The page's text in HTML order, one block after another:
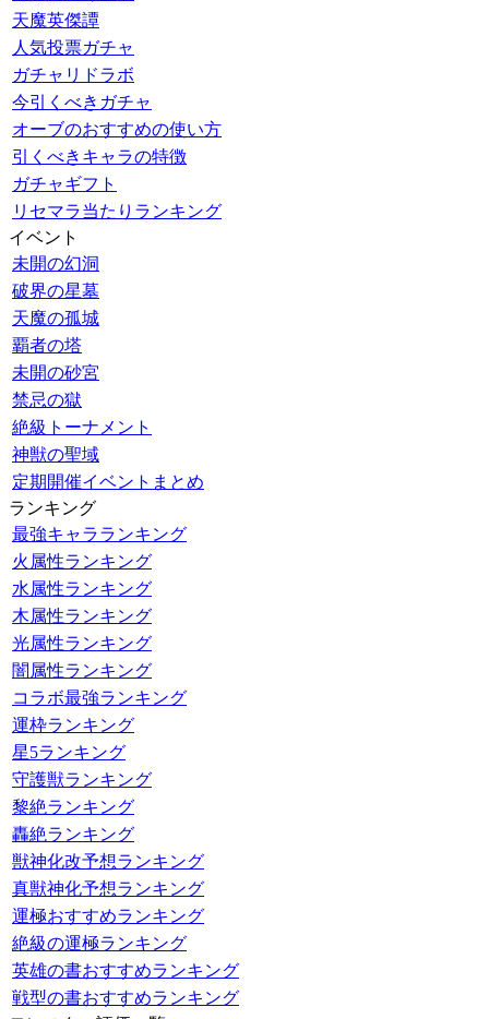
天魔英傑譚
人気投票ガチャ
ガチャリドラボ
今引くべきガチャ
オーブのおすすめの使い方
引くべきキャラの特徴
ガチャギフト
リセマラ当たりランキング
イベント
未開の幻洞
破界の星墓
天魔の孤城
覇者の塔
未開の砂宮
禁忌の獄
絶級トーナメント
神獣の聖域
定期開催イベントまとめ
ランキング
最強キャラランキング
火属性ランキング
水属性ランキング
木属性ランキング
光属性ランキング
闇属性ランキング
コラボ最強ランキング
運枠ランキング
星5ランキング
守護獣ランキング
黎絶ランキング
轟絶ランキング
獣神化改予想ランキング
真獣神化予想ランキング
運極おすすめランキング
絶級の運極ランキング
英雄の書おすすめランキング
戦型の書おすすめランキング